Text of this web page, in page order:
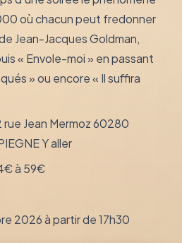
où chacun peut fredonner
Jean-Jacques Goldman,
« Envole-moi » en passant
» ou encore « Il suffira
rue Jean Mermoz 60280
Y aller
à 59€
2026 à partir de 17h30